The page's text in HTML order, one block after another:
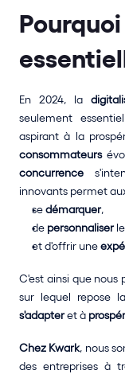
En 2024, la
seulement
aspirant à la
consommateurs
concurrence
innovants permet
se démarquer,
de personnaliser
et d'offrir une
C'est ainsi que nous
sur lequel repose la
s'adapter et à
Chez Kwark, nous
des entreprises à